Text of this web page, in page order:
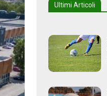
Ultimi Articoli